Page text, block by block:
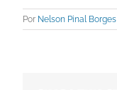
Por Nelson Pinal Borges